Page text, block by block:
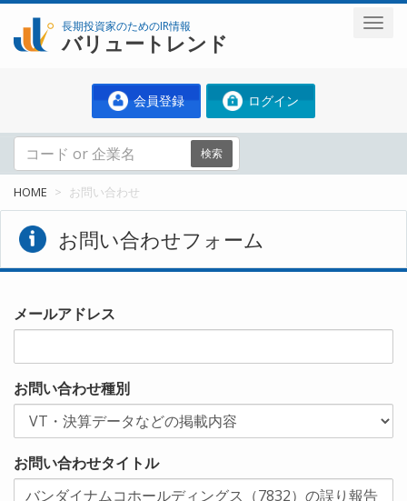
長期投資家のためのIR情報
バリュートレンド
会員登録 ログイン
検索
HOME お問い合わせ
お問い合わせフォーム
メールアドレス
お問い合わせ種別
お問い合わせタイトル